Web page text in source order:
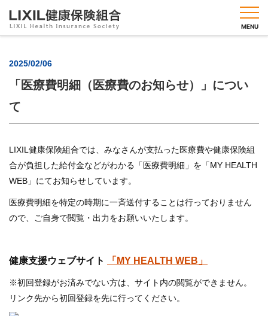
MENU
のし
くみ
の給
健康
りメ
ー
ドッ
ク・
各種
2025/02/06
「医療費明細（医療費のお知らせ）」につい
て
LIXIL健康保険組合では、みなさんが支払った医療費や健康保険組
合が負担した給付金などがわかる「医療費明細」を「MY HEALTH
WEB」にてお知らせしています。
医療費明細を特定の時期に一斉送付することは行っておりません
ので、ご自身で閲覧・出力をお願いいたします。
健康支援ウェブサイト 「MY HEALTH WEB」
※初回登録がお済みでない方は、サイト内の閲覧ができません。
リンク先から初回登録を先に行ってください。